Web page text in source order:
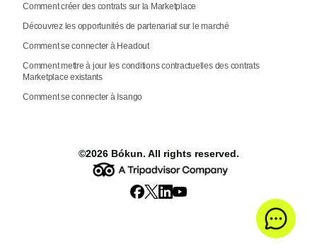
Comment créer des contrats sur la Marketplace
Découvrez les opportunités de partenariat sur le marché
Comment se connecter à Headout
Comment mettre à jour les conditions contractuelles des contrats
Marketplace existants
Comment se connecter à Isango
©2026 Bókun. All rights reserved.